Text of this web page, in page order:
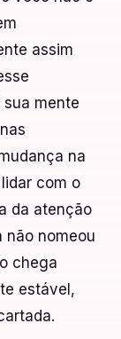
assim
mente
na
com o
da atenção
não nomeou
chega
estável,